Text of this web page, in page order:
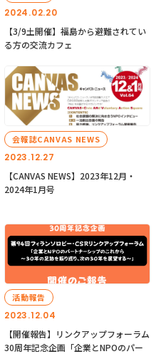
2024.02.20
【3/9土開催】福島から避難されてい
る方の交流カフェ
2023.12.27
会報誌CANVAS NEWS
【CANVAS NEWS】2023年12月・
2024年1月号
2023.12.04
活動報告
【開催報告】リンクアップフォーラム
30周年記念企画「企業とNPOのパー